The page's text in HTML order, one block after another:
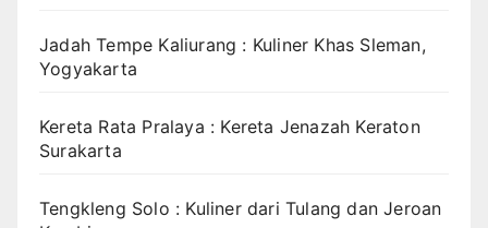
Jadah Tempe Kaliurang : Kuliner Khas Sleman,
Yogyakarta
Kereta Rata Pralaya : Kereta Jenazah Keraton
Surakarta
Tengkleng Solo : Kuliner dari Tulang dan Jeroan